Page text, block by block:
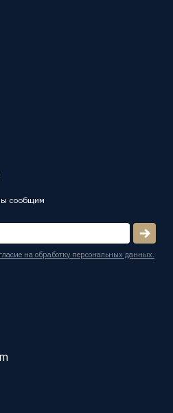
сообщим
на обработку персональных данных.